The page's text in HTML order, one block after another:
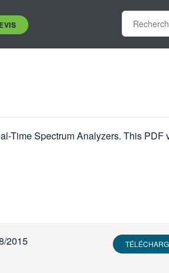
Time Spectrum Analyzers. This
2015